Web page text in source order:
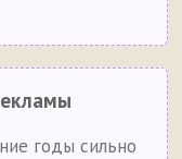
годы сильно